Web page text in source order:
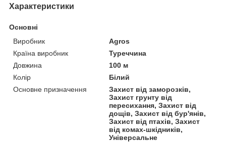
Характеристики
Основні
Виробник
Agros
Країна виробник
Туреччина
Довжина
100 м
Колір
Білий
Основне призначення
Захист від заморозків,
Захист грунту від
пересихання, Захист від
дощів, Захист від бур'янів,
Захист від птахів, Захист
від комах-шкідників,
Універсальне